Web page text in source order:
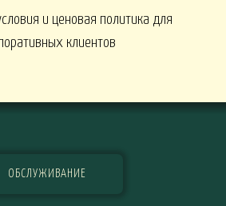
и ценовая политика для
клиентов
ОБСЛУЖИВАНИЕ